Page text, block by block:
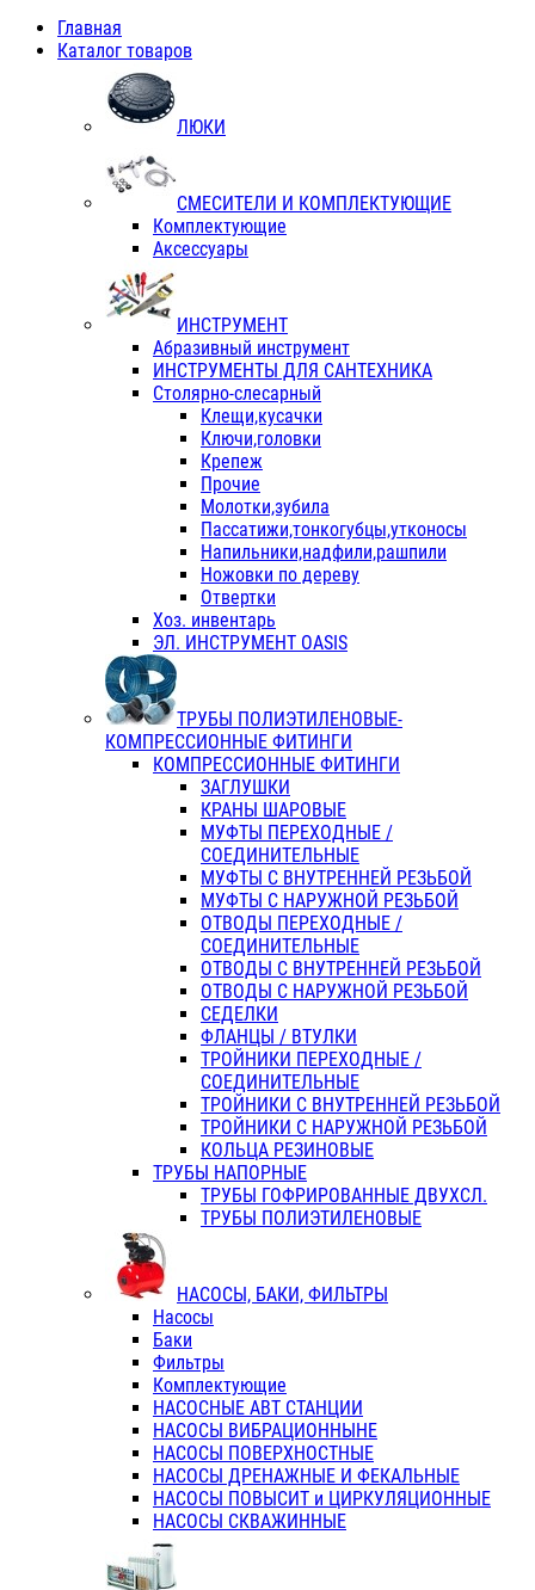
Главная
Каталог товаров
ЛЮКИ
СМЕСИТЕЛИ И КОМПЛЕКТУЮЩИЕ
Комплектующие
Аксессуары
ИНСТРУМЕНТ
Абразивный инструмент
ИНСТРУМЕНТЫ ДЛЯ САНТЕХНИКА
Столярно-слесарный
Клещи,кусачки
Ключи,головки
Крепеж
Прочие
Молотки,зубила
Пассатижи,тонкогубцы,утконосы
Напильники,надфили,рашпили
Ножовки по дереву
Отвертки
Хоз. инвентарь
ЭЛ. ИНСТРУМЕНТ OASIS
ТРУБЫ ПОЛИЭТИЛЕНОВЫЕ-
КОМПРЕССИОННЫЕ ФИТИНГИ
КОМПРЕССИОННЫЕ ФИТИНГИ
ЗАГЛУШКИ
КРАНЫ ШАРОВЫЕ
МУФТЫ ПЕРЕХОДНЫЕ /
СОЕДИНИТЕЛЬНЫЕ
МУФТЫ С ВНУТРЕННЕЙ РЕЗЬБОЙ
МУФТЫ С НАРУЖНОЙ РЕЗЬБОЙ
ОТВОДЫ ПЕРЕХОДНЫЕ /
СОЕДИНИТЕЛЬНЫЕ
ОТВОДЫ С ВНУТРЕННЕЙ РЕЗЬБОЙ
ОТВОДЫ С НАРУЖНОЙ РЕЗЬБОЙ
СЕДЕЛКИ
ФЛАНЦЫ / ВТУЛКИ
ТРОЙНИКИ ПЕРЕХОДНЫЕ /
СОЕДИНИТЕЛЬНЫЕ
ТРОЙНИКИ С ВНУТРЕННЕЙ РЕЗЬБОЙ
ТРОЙНИКИ С НАРУЖНОЙ РЕЗЬБОЙ
КОЛЬЦА РЕЗИНОВЫЕ
ТРУБЫ НАПОРНЫЕ
ТРУБЫ ГОФРИРОВАННЫЕ ДВУХСЛ.
ТРУБЫ ПОЛИЭТИЛЕНОВЫЕ
НАСОСЫ, БАКИ, ФИЛЬТРЫ
Насосы
Баки
Фильтры
Комплектующие
НАСОСНЫЕ АВТ СТАНЦИИ
НАСОСЫ ВИБРАЦИОННЫНЕ
НАСОСЫ ПОВЕРХНОСТНЫЕ
НАСОСЫ ДРЕНАЖНЫЕ И ФЕКАЛЬНЫЕ
НАСОСЫ ПОВЫСИТ и ЦИРКУЛЯЦИОННЫЕ
НАСОСЫ СКВАЖИННЫЕ